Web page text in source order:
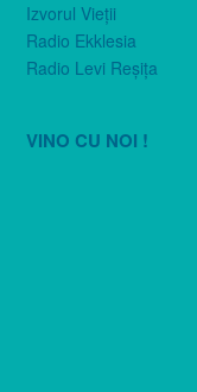
Izvorul Vieţii
Radio Ekklesia
Radio Levi Reşiţa
VINO CU NOI !